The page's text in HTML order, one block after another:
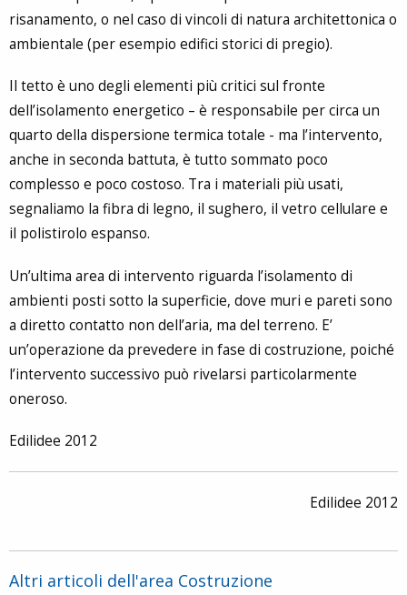
risanamento, o nel caso di vincoli di natura architettonica o
ambientale (per esempio edifici storici di pregio).
Il tetto è uno degli elementi più critici sul fronte
dell’isolamento energetico – è responsabile per circa un
quarto della dispersione termica totale - ma l’intervento,
anche in seconda battuta, è tutto sommato poco
complesso e poco costoso. Tra i materiali più usati,
segnaliamo la fibra di legno, il sughero, il vetro cellulare e
il polistirolo espanso.
Un’ultima area di intervento riguarda l’isolamento di
ambienti posti sotto la superficie, dove muri e pareti sono
a diretto contatto non dell’aria, ma del terreno. E’
un’operazione da prevedere in fase di costruzione, poiché
l’intervento successivo può rivelarsi particolarmente
oneroso.
Edilidee 2012
Edilidee 2012
Altri articoli dell'area Costruzione